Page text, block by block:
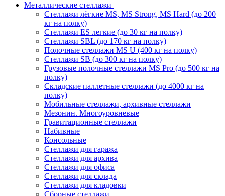
Металлические стеллажи
Стеллажи лёгкие MS, MS Strong, MS Hard (до 200
кг на полку)
Стеллажи ES легкие (до 30 кг на полку)
Стеллажи SBL (до 170 кг на полку)
Полочные стеллажи MS U (400 кг на полку)
Стеллажи SB (до 300 кг на полку)
Грузовые полочные стеллажи MS Pro (до 500 кг на
полку)
Складские паллетные стеллажи (до 4000 кг на
полку)
Мобильные стеллажи, архивные стеллажи
Мезонин. Многоуровневые
Гравитационные стеллажи
Набивные
Консольные
Стеллажи для гаража
Стеллажи для архива
Стеллажи для офиса
Стеллажи для склада
Стеллажи для кладовки
Сборные стеллажи